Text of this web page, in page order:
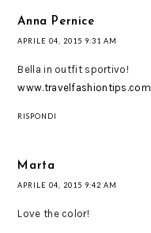
Anna Pernice
APRILE 04, 2015 9:31 AM
Bella in outfit sportivo!
www.travelfashiontips.com
RISPONDI
Marta
APRILE 04, 2015 9:42 AM
Love the color!